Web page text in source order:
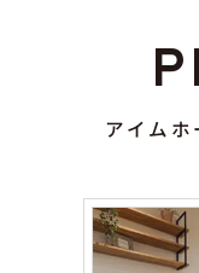
アイムホ